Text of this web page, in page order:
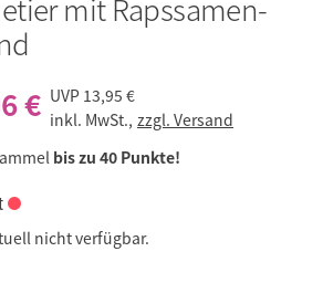
mit Rapssamen-
€ UVP 13,95 €
inkl. MwSt., zzgl. Versand
bis zu 40 Punkte!
nicht verfügbar.